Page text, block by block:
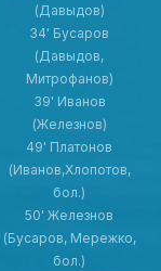
(Давыдов)
34' Бусаров
(Давыдов,
Митрофанов)
39' Иванов
(Железнов)
49' Платонов
(Иванов,Хлопотов,
бол.)
50' Железнов
(Бусаров, Мережко,
бол.)